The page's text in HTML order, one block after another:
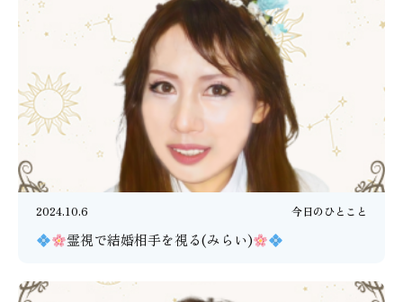
2024.10.6 今日のひとこと
霊視で結婚相手を視る(みらい)